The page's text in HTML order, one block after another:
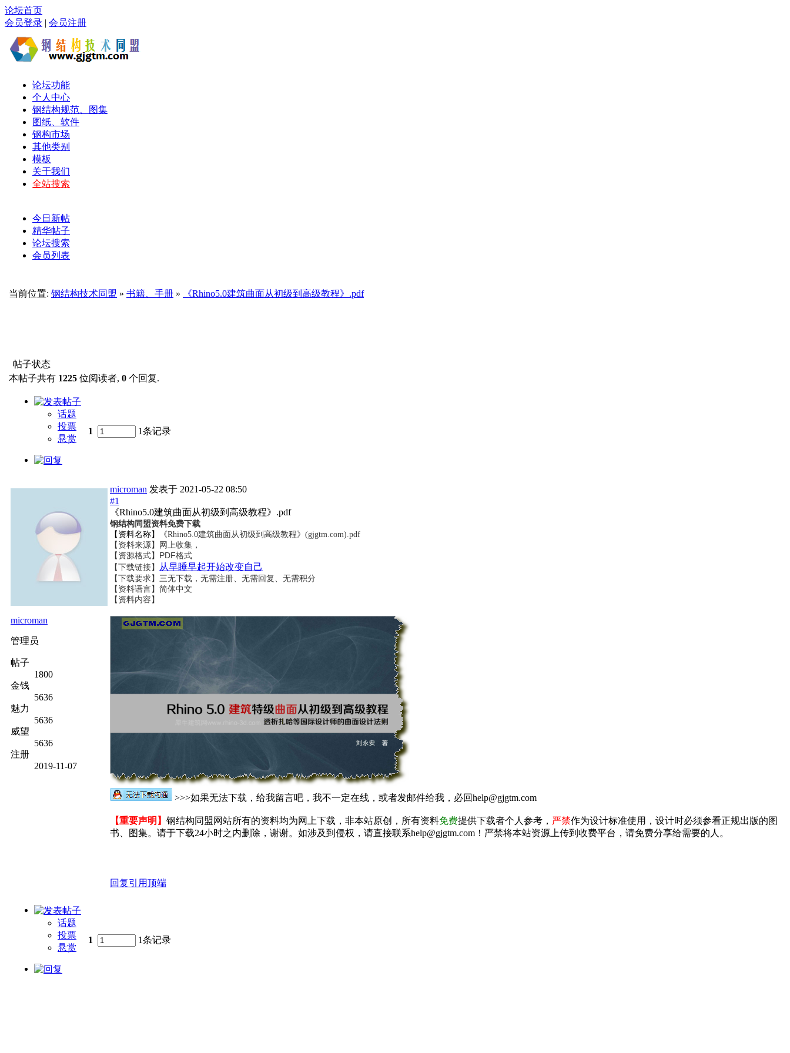
论坛首页
会员登录 | 会员注册
论坛功能
个人中心
钢结构规范、图集
图纸、软件
钢构市场
其他类别
模板
关于我们
全站搜索
今日新帖
精华帖子
论坛搜索
会员列表
当前位置: 钢结构技术同盟 » 书籍、手册 » 《Rhino5.0建筑曲面从初级到高级教程》.pdf
帖子状态
本帖子共有 1225 位阅读者, 0 个回复.
话题
投票
悬赏
1 1条记录
microman
管理员
帖子
1800
金钱
5636
魅力
5636
威望
5636
注册
2019-11-07
microman 发表于 2021-05-22 08:50
#1
《Rhino5.0建筑曲面从初级到高级教程》.pdf
钢结构同盟资料免费下载
【资料名称】 《Rhino5.0建筑曲面从初级到高级教程》(gjgtm.com).pdf
【资料来源】网上收集，
【资源格式】PDF格式
【下载链接】
从早睡早起开始改变自己
【下载要求】三无下载，无需注册、无需回复、无需积分
【资料语言】简体中文
【资料内容】
>>>如果无法下载，给我留言吧，我不一定在线，或者发邮件给我，必回help@gjgtm.com
【重要声明】 钢结构同盟网站所有的资料均为网上下载，非本站原创，所有资料免费提供下载者个人参考， 严禁作为设计标准使用，设计时必须参看正规出版的图
书、图集。请于下载24小时之内删除，谢谢。如涉及到侵权，请直接联系help@gjgtm.com！严禁将本站资源上传到收费平台，请免费分享给需要的人。
回复引用顶端
话题
投票
悬赏
1 1条记录